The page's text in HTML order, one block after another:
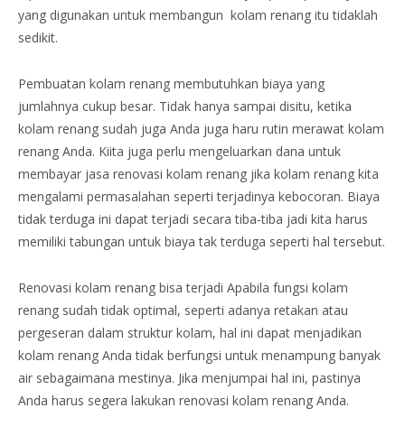
yang digunakan untuk membangun kolam renang itu tidaklah
sedikit.
Pembuatan kolam renang membutuhkan biaya yang
jumlahnya cukup besar. Tidak hanya sampai disitu, ketika
kolam renang sudah juga Anda juga haru rutin merawat kolam
renang Anda. Kiita juga perlu mengeluarkan dana untuk
membayar jasa renovasi kolam renang jika kolam renang kita
mengalami permasalahan seperti terjadinya kebocoran. Biaya
tidak terduga ini dapat terjadi secara tiba-tiba jadi kita harus
memiliki tabungan untuk biaya tak terduga seperti hal tersebut.
Renovasi kolam renang bisa terjadi Apabila fungsi kolam
renang sudah tidak optimal, seperti adanya retakan atau
pergeseran dalam struktur kolam, hal ini dapat menjadikan
kolam renang Anda tidak berfungsi untuk menampung banyak
air sebagaimana mestinya. Jika menjumpai hal ini, pastinya
Anda harus segera lakukan renovasi kolam renang Anda.